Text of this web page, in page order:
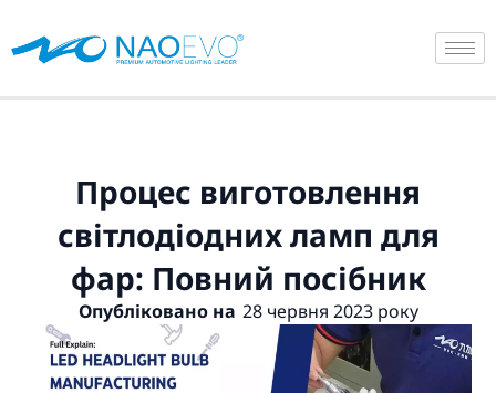
до
Процес виготовлення
світлодіодних ламп для
фар: Повний посібник
Опубліковано на 28 червня 2023 року